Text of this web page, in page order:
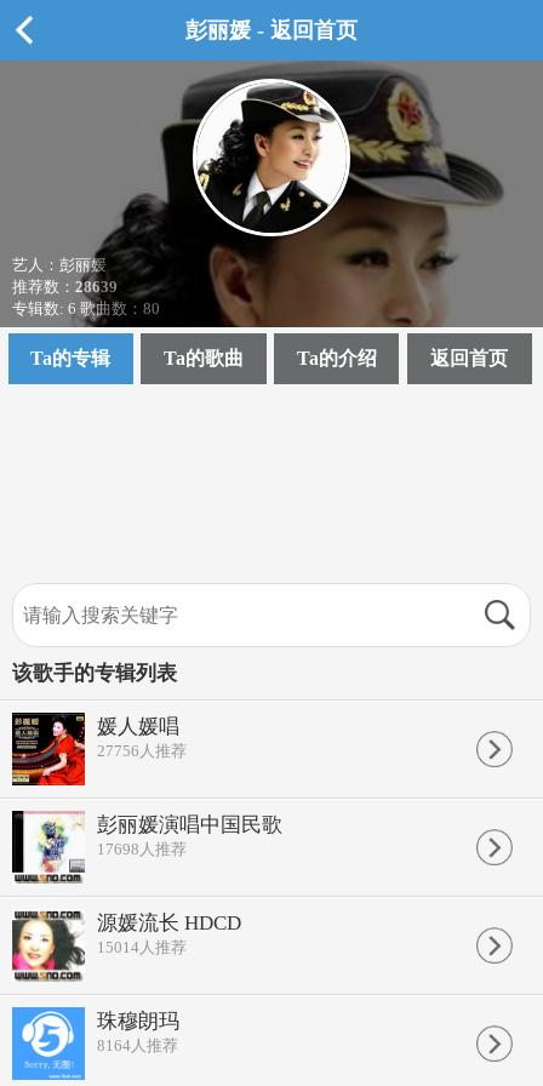
彭丽媛 - 返回首页
艺人：彭丽媛
推荐数： 28639
专辑数: 6 歌曲数：80
Ta的专辑 Ta的歌曲 Ta的介绍 返回首页
该歌手的专辑列表
媛人媛唱
27756 人推荐
彭丽媛演唱中国民歌
17698 人推荐
源媛流长 HDCD
15014人推荐
珠穆朗玛
8164人推荐